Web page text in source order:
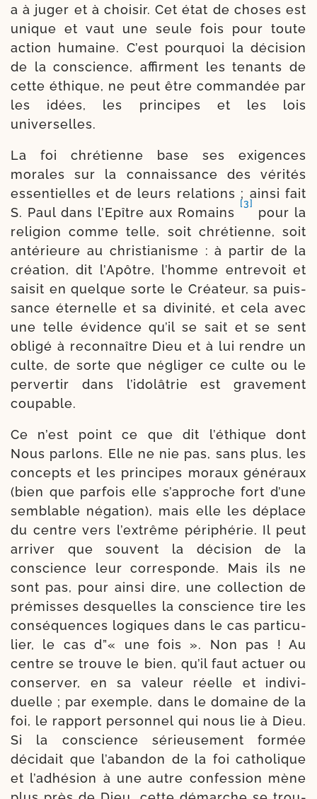
a à juger et à choi­sir. Cet état de choses est
unique et vaut une seule fois pour toute
action humaine. C’est pour­quoi la déci­sion
de la conscience, affirment les tenants de
cette éthique, ne peut être com­man­dée par
les idées, les prin­cipes et les lois
universelles.
La foi chré­tienne base ses exi­gences
morales sur la connais­sance des véri­tés
essen­tielles et de leurs rela­tions ; ain­si fait
S. Paul dans l’Epître aux Romains
[3]
pour la
reli­gion comme telle, soit chré­tienne, soit
anté­rieure au chris­tia­nisme : à par­tir de la
créa­tion, dit l’Apôtre, l’homme entre­voit et
sai­sit en quelque sorte le Créateur, sa puis­
sance éter­nelle et sa divi­ni­té, et cela avec
une telle évi­dence qu’il se sait et se sent
obli­gé à reconnaî­tre Dieu et à lui rendre un
culte, de sorte que négli­ger ce culte ou le
per­ver­tir dans l’i­do­lâ­trie est gra­ve­ment
coupable.
Ce n’est point ce que dit l’é­thique dont
Nous par­lons. Elle ne nie pas, sans plus, les
concepts et les prin­cipes moraux géné­raux
(bien que par­fois elle s’ap­proche fort d’une
sem­blable néga­tion), mais elle les déplace
du centre vers l’ex­trême péri­phérie. Il peut
arri­ver que sou­vent la déci­sion de la
conscience leur cor­res­ponde. Mais ils ne
sont pas, pour ain­si dire, une col­lec­tion de
pré­misses des­quelles la conscience tire les
consé­quences logiques dans le cas par­ti­cu­
lier, le cas d”« une fois ». Non pas ! Au
centre se trouve le bien, qu’il faut actuer ou
con­server, en sa valeur réelle et indi­vi­
duelle ; par exemple, dans le domaine de la
foi, le rap­port per­son­nel qui nous lie à Dieu.
Si la conscience sérieu­se­ment for­mée
déci­dait que l’a­ban­don de la foi catho­lique
et l’adhé­sion à une autre confes­sion mène